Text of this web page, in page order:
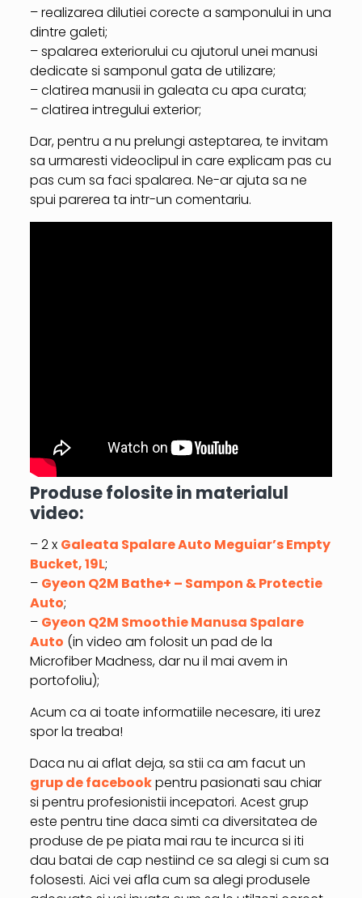
– realizarea dilutiei corecte a samponului in una
dintre galeti;
– spalarea exteriorului cu ajutorul unei manusi
dedicate si samponul gata de utilizare;
– clatirea manusii in galeata cu apa curata;
– clatirea intregului exterior;
Dar, pentru a nu prelungi asteptarea, te invitam
sa urmaresti videoclipul in care explicam pas cu
pas cum sa faci spalarea. Ne-ar ajuta sa ne
spui parerea ta intr-un comentariu.
Produse folosite in materialul
video:
– 2 x Galeata Spalare Auto Meguiar’s Empty
Bucket, 19L;
– Gyeon Q2M Bathe+ – Sampon & Protectie
Auto;
– Gyeon Q2M Smoothie Manusa Spalare
Auto (in video am folosit un pad de la
Microfiber Madness, dar nu il mai avem in
portofoliu);
Acum ca ai toate informatiile necesare, iti urez
spor la treaba!
Daca nu ai aflat deja, sa stii ca am facut un
grup de facebookpentru pasionati sau chiar
si pentru profesionistii incepatori. Acest grup
este pentru tine daca simti ca diversitatea de
produse de pe piata mai rau te incurca si iti
dau batai de cap nestiind ce sa alegi si cum sa
folosesti. Aici vei afla cum sa alegi produsele